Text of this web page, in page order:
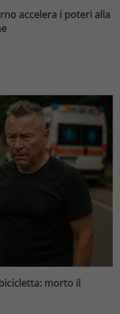
accelera i poteri alla
morto il